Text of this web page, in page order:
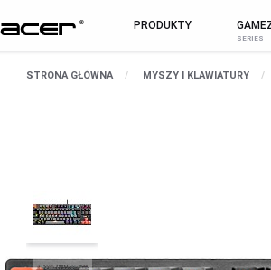
WSZYSTKIE
PRODUKTY
STRONA GŁÓWNA MYSZY I KLAWIATURY